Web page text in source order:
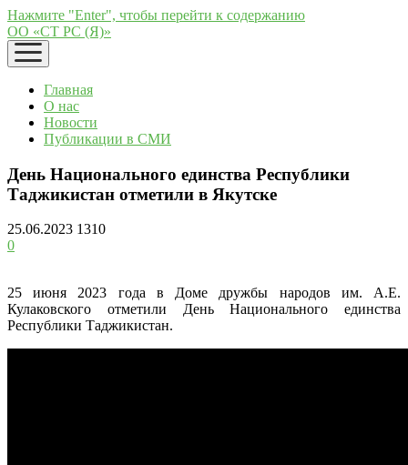
Нажмите "Enter", чтобы перейти к содержанию
ОО «СТ РС (Я)»
открыть
меню
Главная
О нас
Новости
Публикации в СМИ
День Национального единства Республики
Таджикистан отметили в Якутске
25.06.2023 1310
0
25 июня 2023 года в Доме дружбы народов им. А.Е.
Кулаковского отметили День Национального единства
Республики Таджикистан.